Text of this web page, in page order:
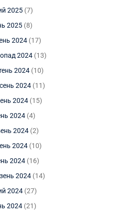
2025 (7)
2025 (8)
2024 (17)
2024 (13)
2024 (10)
2024 (11)
2024 (15)
2024 (4)
2024 (2)
2024 (10)
2024 (16)
2024 (14)
2024 (27)
2024 (21)